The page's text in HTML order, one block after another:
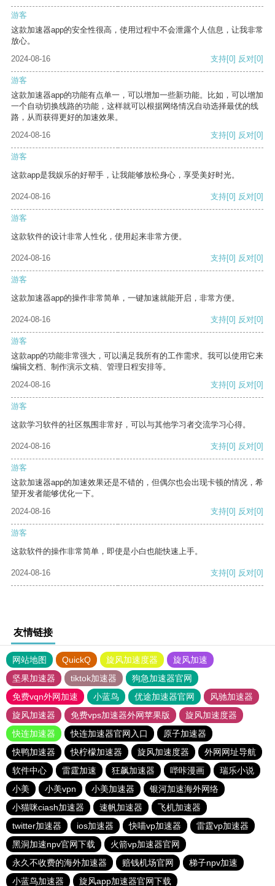
游客
这款加速器app的安全性很高，使用过程中不会泄露个人信息，让我非常
放心。
2024-08-16
支持[0] 反对[0]
游客
这款加速器app的功能有点单一，可以增加一些新功能。比如，可以增加
一个自动切换线路的功能，这样就可以根据网络情况自动选择最优的线
路，从而获得更好的加速效果。
2024-08-16
支持[0] 反对[0]
游客
这款app是我娱乐的好帮手，让我能够放松身心，享受美好时光。
2024-08-16 支持[0] 反对[0]
游客
这款软件的设计非常人性化，使用起来非常方便。
2024-08-16 支持[0] 反对[0]
游客
这款加速器app的操作非常简单，一键加速就能开启，非常方便。
2024-08-16 支持[0] 反对[0]
游客
这款app的功能非常强大，可以满足我所有的工作需求。我可以使用它来
编辑文档、制作演示文稿、管理日程安排等。
2024-08-16
支持[0] 反对[0]
游客
这款学习软件的社区氛围非常好，可以与其他学习者交流学习心得。
2024-08-16 支持[0] 反对[0]
游客
这款加速器app的加速效果还是不错的，但偶尔也会出现卡顿的情况，希
望开发者能够优化一下。
2024-08-16
支持[0] 反对[0]
游客
这款软件的操作非常简单，即使是小白也能快速上手。
2024-08-16 支持[0] 反对[0]
友情链接
网站地图 QuickQ 旋风加速度器
旋风加速
坚果加速器
tiktok加速器
狗急加速器官网
免费vqn外网加速
小蓝鸟 优途加速器官网
风驰加速器
旋风加速器
免费vps加速器外网苹果版
旋风加速度器
快连加速器
快连加速器官网入口
原子加速器
快鸭加速器
快柠檬加速器 旋风加速度器
外网网址导航
软件中心
雷霆加速 狂飙加速器 哔咔漫画
瑞乐小说
小美
小美vpn 小美加速器
银河加速海外网络
小猫咪ciash加速器
速帆加速器
飞机加速器
twitter加速器
ios加速器 快喵vp加速器
雷霆vp加速器
黑洞加速npv官网下载
火箭vp加速器官网
永久不收费的海外加速器
赔钱机场官网
梯子npv加速
小蓝鸟加速器
旋风app加速器官网下载